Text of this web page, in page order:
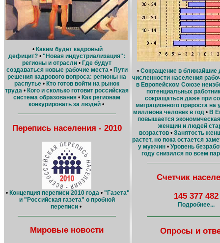
• Каким будет кадровый
дефицит? • "Новая индустриализация":
регионы и отрасли • Где будут
создаваться новые рабочие места• Пути
решения кадрового вопроса: регионы на
распутье • Кто готов войти на рынок
труда • Кого и сколько готовит российская
система образования • Как регионам
конкурировать за людей•
Перепись населения - 2010
• Концепция переписи 2010 года• "Газета"
и "Российская газета" о пробной
переписи •
Мировые новости
• Сокращение в ближайшие
численности населения
в Европейском Союзе
потенциальных
сокращаться даже при
миграционного прироста на
миллиона человек в год• В
повышается
женщин и людей
возрастов • Занятость
растет, но пока остается
у мужчин• Уровень
году снизился по всем
Счетчик
145 377 482
Подробнее...
Опросы и